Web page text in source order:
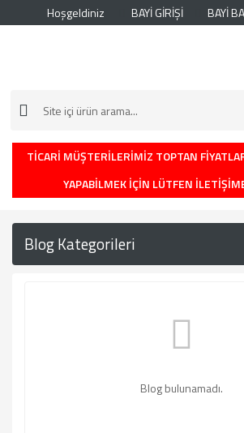
Hoşgeldiniz BAYİ GİRİŞİ BAYİ
TİCARİ MÜŞTERİLERİMİZ TOPTAN
YAPABİLMEK İÇİN LÜTFEN
Blog Kategorileri
Blog bulunamadı.